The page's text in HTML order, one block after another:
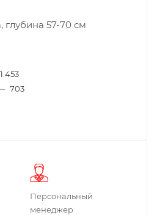
57-70 cм
1.453
703
Персональный
менеджер